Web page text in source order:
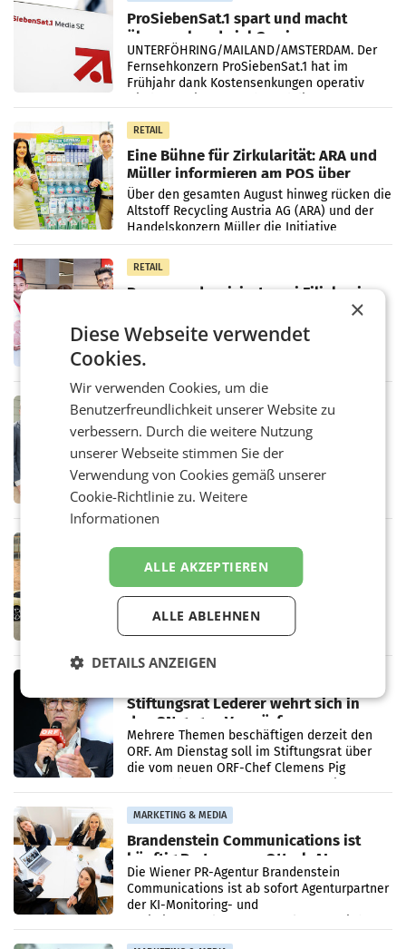
ProSiebenSat.1 spart und macht
überraschend viel Gewinn
UNTERFÖHRING/MAILAND/AMSTERDAM. Der
Fernsehkonzern ProSiebenSat.1 hat im
Frühjahr dank Kostensenkungen operativ
RETAIL
Eine Bühne für Zirkularität: ARA und
Müller informieren am POS über
Kreislauffähigkeit
Über den gesamten August hinweg rücken die
Altstoff Recycling Austria AG (ARA) und der
Handelskonzern Müller die Initiative
„Kreislauf-Helden“ in allen österreichischen
Müller-Filialen
RETAIL
Penny modernisiert zwei Filialen in
WIENER NEUDORF. – Im Rahmen einer
laufenden Modernisierungsoffensive
erneuert Penny zwei Filialen in Nieder- und
in Haag sowie im rund
Alles bereit für den Wechsel: Jürgen
Albrecht setzt ab 1.1.2027 auf Adeg
WIENER NEUDORF. – Die geplante
Zusammenarbeit zwischen Adeg und dem
Vorarlberger Kaufmann Jürgen Albrecht ist
Bundeswettbewerbsbehörde und der
Rekordergebnis im Juli: Leapmotor
verdoppelt Auslieferungen und
überschreitet die 100.000er-Marke
– Im Juli 2026 erreichte Leapmotor einen
wichtigen Meilenstein und lieferte weltweit
101.267 Fahrzeuge aus, womit sich das
Ergebnis gegenüber Juli 2025 mehr als
verdoppelte (+102
Stiftungsrat Lederer wehrt sich in
den SN gegen Vorwürfe
Mehrere Themen beschäftigen derzeit den
ORF. Am Dienstag soll im Stiftungsrat über
die vom neuen ORF-Chef Clemens Pig
MARKETING & MEDIA
Brandenstein Communications ist
künftig Partner von OtterlyAI
Die Wiener PR-Agentur Brandenstein
Communications ist ab sofort Agenturpartner
der KI-Monitoring- und
×
Diese Webseite verwendet
Cookies.
Wir verwenden Cookies, um die
Benutzerfreundlichkeit unserer Website zu
verbessern. Durch die weitere Nutzung
unserer Webseite stimmen Sie der
Verwendung von Cookies gemäß unserer
Cookie-Richtlinie zu.Weitere
Informationen
ALLE AKZEPTIEREN
ALLE ABLEHNEN
DETAILS ANZEIGEN